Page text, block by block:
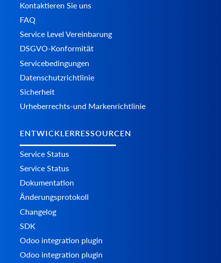
Kontaktieren Sie uns
FAQ
Service Level Vereinbarung
DSGVO-Konformität
Servicebedingungen
Datenschutzrichtlinie
Sicherheit
Urheberrechts-und Markenrichtlinie
ENTWICKLERRESSOURCEN
Service Status
Service Status
Dokumentation
Änderungsprotokoll
Changelog
SDK
Odoo integration plugin
Odoo integration plugin